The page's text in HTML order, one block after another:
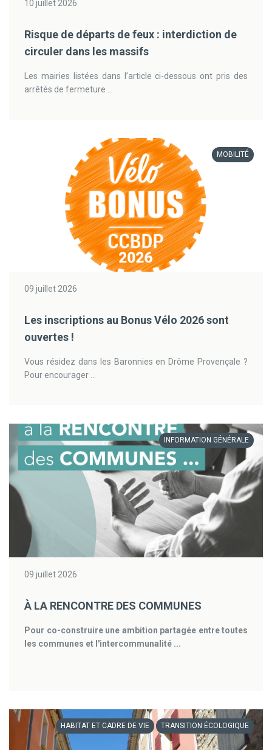
10 juillet 2026
Risque de départs de feux : interdiction de
circuler dans les massifs
Les mairies listées dans l’article ci-dessous ont pris des
arrêtés de fermeture ...
MOBILITÉ
09 juillet 2026
Les inscriptions au Bonus Vélo 2026 sont
ouvertes !
Vous résidez dans les Baronnies en Drôme Provençale ?
Pour encourager ...
INFORMATION GÉNÉRALE
09 juillet 2026
À LA RENCONTRE DES COMMUNES
Pour co-construire une ambition partagée entre toutes
les communes et l'intercommunalité ...
HABITAT ET CADRE DE VIE TRANSITION ÉCOLOGIQUE